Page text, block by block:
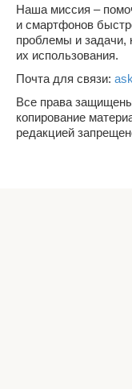
Наша миссия –
и смартфонов
проблемы и задачи,
их использования.
Почта для связи:
Все права
копирование
редакцией